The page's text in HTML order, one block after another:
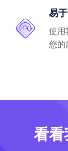
易
使用
您的
看